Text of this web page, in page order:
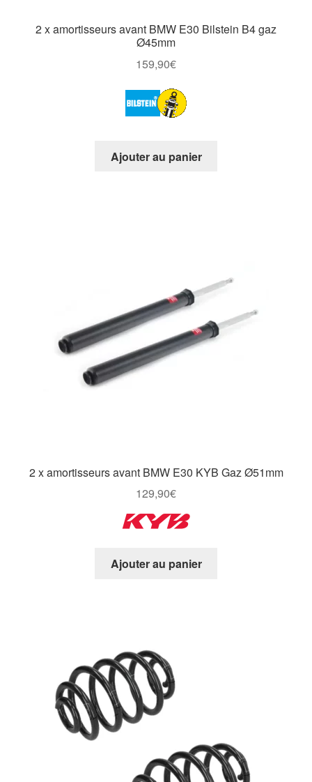
2 x amortisseurs avant BMW E30 Bilstein B4 gaz
Ø45mm
159,90€
Ajouter au panier
2 x amortisseurs avant BMW E30 KYB Gaz Ø51mm
129,90€
Ajouter au panier